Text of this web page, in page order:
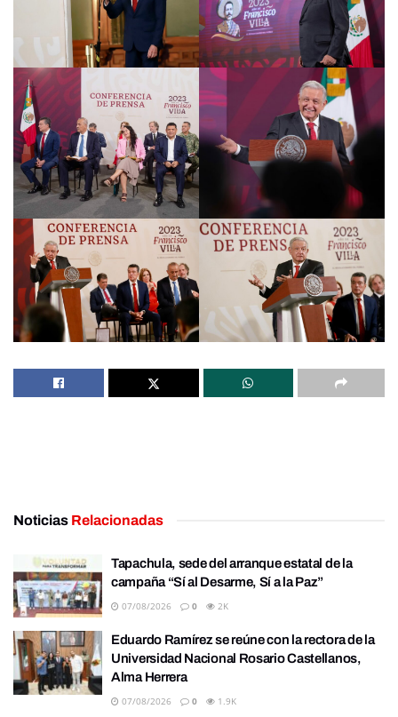
Noticias Relacionadas
Tapachula, sede del arranque estatal de la
campaña “Sí al Desarme, Sí a la Paz”
07/08/2026 0 2K
Eduardo Ramírez se reúne con la rectora de la
Universidad Nacional Rosario Castellanos,
Alma Herrera
07/08/2026 0 1.9K